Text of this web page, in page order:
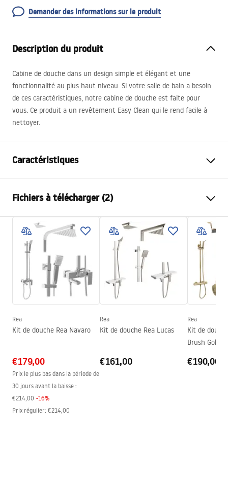
Demander des informations sur le produit
Description du produit
Cabine de douche dans un design simple et élégant et une
fonctionnalité au plus haut niveau. Si votre salle de bain a besoin
de ces caractéristiques, notre cabine de douche est faite pour
vous. Ce produit a un revêtement Easy Clean qui le rend facile à
nettoyer.
Caractéristiques
Couleur
Type de cabine de douche
d'angle
Couleur du verre
Transparent 6mm
Mode d'ouverture
à entrouvrir
Montage
Sur le receveur ou plancher
Hauteur (mm)
1950
mm
Sens de la cabine
Réversible
Garantie
Couche Easy Clean
Vitre de porte - des deux côtés,
Fichiers à télécharger (2)
shower manual
Instrukcja montażu
Instrukcja Kabina Fargo PL.pdf
Rea
Kit de douche Rea Navaro
€179,00
Prix le plus bas dans la période de
30 jours avant la baisse :
€214,00 -16%
Prix régulier: €214,00
Rea
Kit de douche Rea Lucas
€161,00
Rea
Kit de
Brush Gold
€190,00